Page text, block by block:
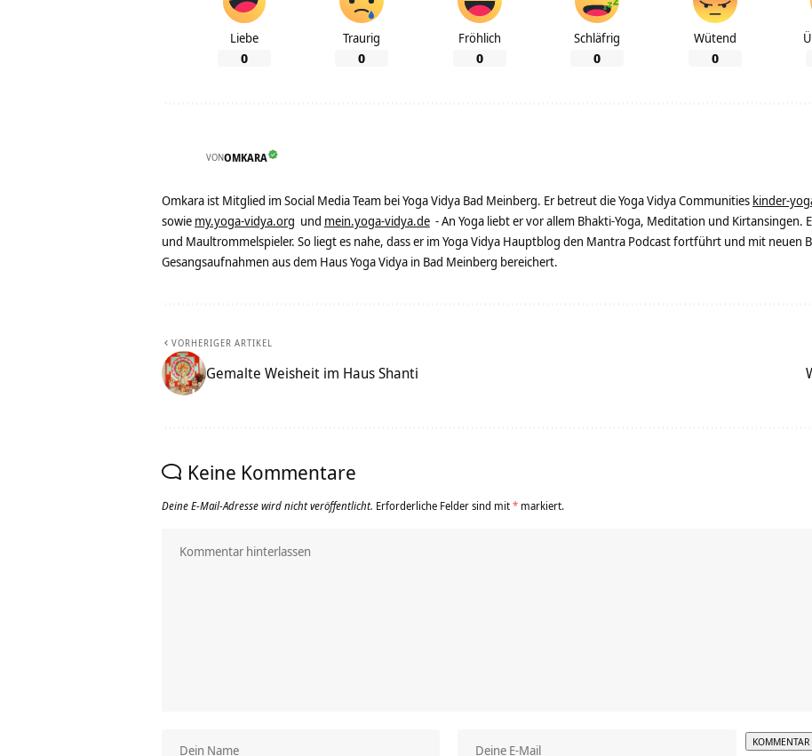
Liebe
0
Traurig
0
Fröhlich
0
Schläfrig
0
Wütend
0
VONOMKARA
Omkara ist Mitglied im Social Media Team bei Yoga Vidya Bad Meinberg. Er betreut die Yoga Vidya Communities kinder-
sowie my.yoga-vidya.org und mein.yoga-vidya.de - An Yoga liebt er vor allem Bhakti-Yoga, Meditation und Kirtansingen.
und Maultrommelspieler. So liegt es nahe, dass er im Yoga Vidya Hauptblog den Mantra Podcast fortführt und mit neuen
Gesangsaufnahmen aus dem Haus Yoga Vidya in Bad Meinberg bereichert.
VORHERIGER ARTIKEL
Gemalte Weisheit im Haus Shanti
Keine Kommentare
Deine E-Mail-Adresse wird nicht veröffentlicht. Erforderliche Felder sind mit* markiert.